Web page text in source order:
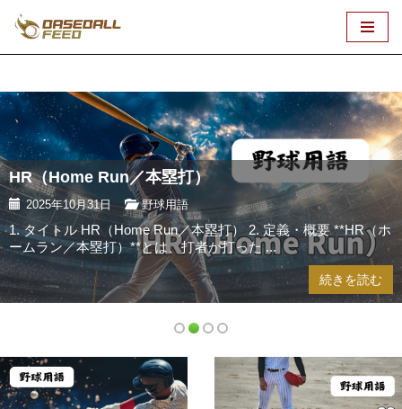
テ
ン
ツ
へ
ス
キ
ッ
プ
HR（Home Run／本塁打）
2025年10月31日 野球用語
1. タイトル HR（Home Run／本塁打） 2. 定義・概要 **HR（ホ
ームラン／本塁打）**とは、打者が打った ...
続きを読む